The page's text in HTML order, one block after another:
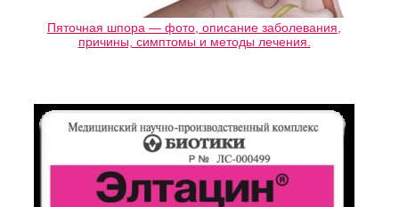
Пяточная шпора — фото, описание заболевания,
причины, симптомы и методы лечения.